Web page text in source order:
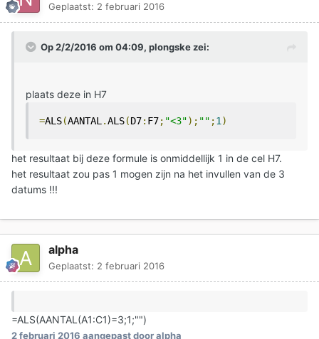
Geplaatst: 2 februari 2016
Op 2/2/2016 om 04:09, plongske zei:
plaats deze in H7
=ALS(AANTAL.ALS(D7: F7; "<3"); "" ;1)
het resultaat bij deze formule is onmiddellijk 1 in de cel H7.
het resultaat zou pas 1 mogen zijn na het invullen van de 3
datums !!!
alpha
Geplaatst: 2 februari 2016
=ALS(AANTAL(A1:C1)=3;1;"")
2 februari 2016 aangepast door alpha